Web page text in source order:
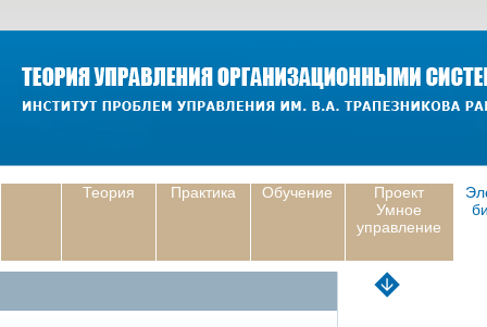
Теория Практика Обучение
Проект
Умное
управление